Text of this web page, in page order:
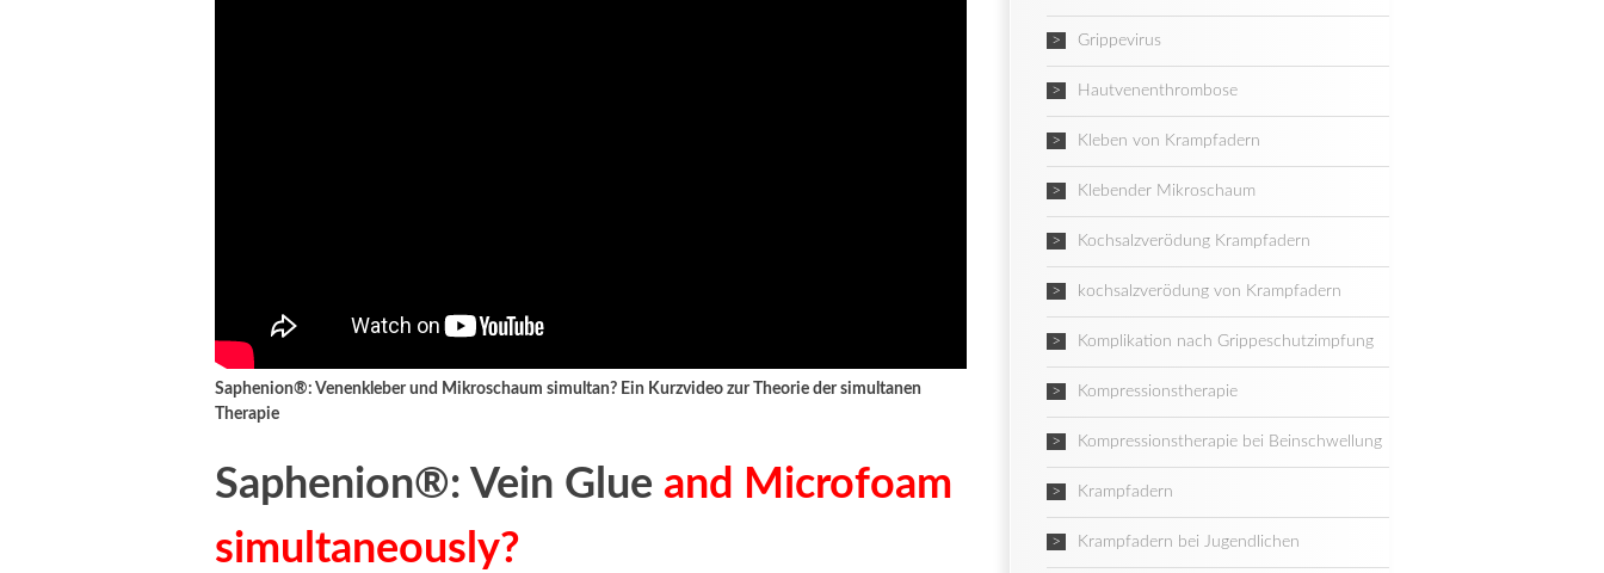
Saphenion®: Venenkleber und Mikroschaum simultan? Ein Kurzvideo zur Theorie der simultanen
Therapie
Saphenion®: Vein Glue and Microfoam
simultaneously?
Grippevirus
Hautvenenthrombose
Kleben von Krampfadern
Klebender Mikroschaum
Kochsalzverödung Krampfadern
kochsalzverödung von Krampfadern
Komplikation nach Grippeschutzimpfung
Kompressionstherapie
Kompressionstherapie bei Beinschwellung
Krampfadern
Krampfadern bei Jugendlichen